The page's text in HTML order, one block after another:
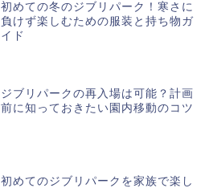
初めての冬のジブリパーク！寒さに
負けず楽しむための服装と持ち物ガ
イド
ジブリパークの再入場は可能？計画
前に知っておきたい園内移動のコツ
初めてのジブリパークを家族で楽し